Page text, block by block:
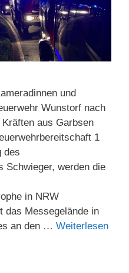
und
Wunstorf nach
aus Garbsen
1
des
Schwieger, werden die
in NRW
das Messegelände in
an den … Weiterlesen